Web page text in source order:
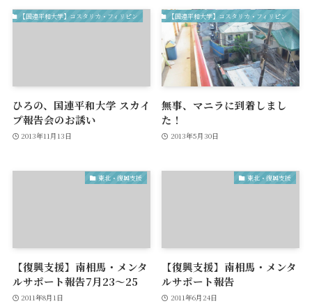
【国連平和大学】コスタリカ・フィリピン
ひろの、国連平和大学 スカイ
プ報告会のお誘い
2013年11月13日
【国連平和大学】コスタリカ・フィリピン
無事、マニラに到着しまし
た！
2013年5月30日
東北・復興支援
【復興支援】南相馬・メンタ
ルサポート報告7月23～25
2011年8月1日
東北・復興支援
【復興支援】南相馬・メンタ
ルサポート報告
2011年6月24日